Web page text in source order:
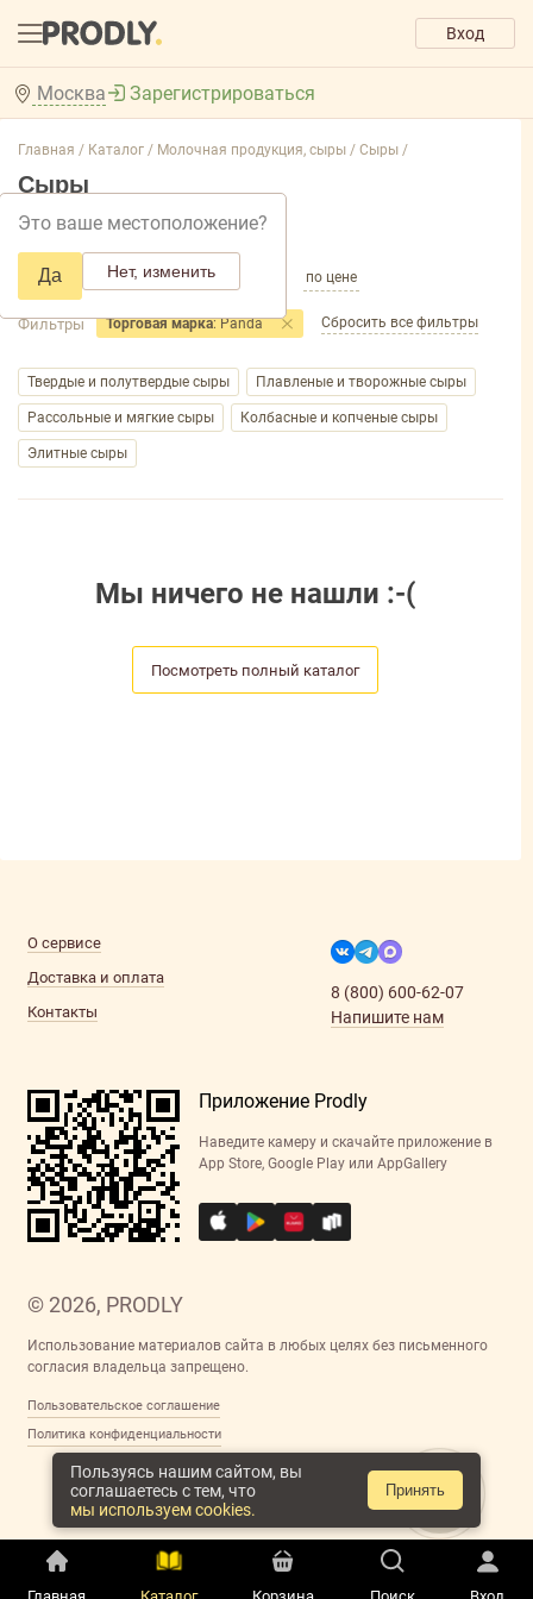
Пользуясь нашим сайтом, вы
соглашаетесь с тем, что
мы используем cookies.
Принять
Вход
Москва
Это ваше местоположение?
Да Нет, изменить
Зарегистрироваться
Главная / Каталог / Молочная продукция, сыры / Сыры /
Сыры
Добавить фильтр товаров
по популярности по названию по цене
Фильтры Торговая марка: Panda Сбросить все фильтры
Твердые и полутвердые сыры Плавленые и творожные сыры
Рассольные и мягкие сыры Колбасные и копченые сыры
Элитные сыры
Мы ничего не нашли :-(
Посмотреть полный каталог
© 2026, PRODLY
Использование материалов сайта в любых целях без письменного
согласия владельца запрещено.
Пользовательское соглашение
Политика конфиденциальности
О сервисе
Доставка и оплата
Контакты
8 (800) 600-62-07
Напишите нам
Приложение Prodly
Наведите камеру и скачайте приложение в
App Store, Google Play или AppGallery
Главная Каталог Корзина Поиск Вход